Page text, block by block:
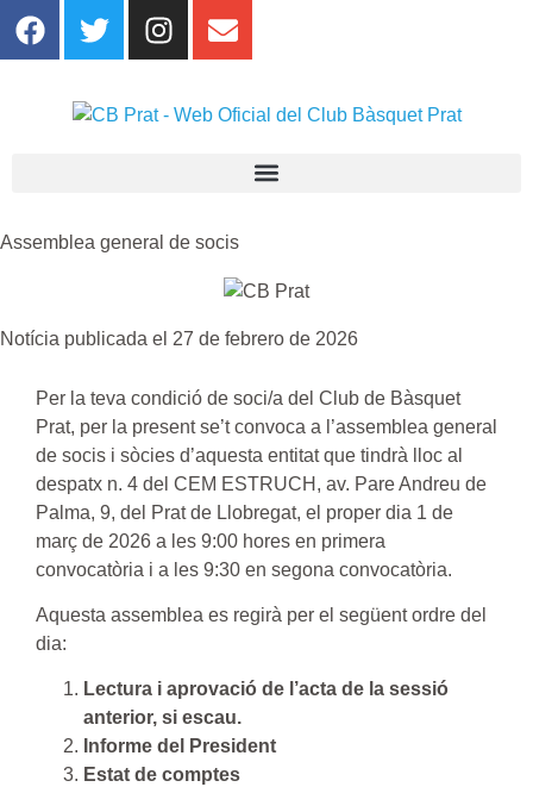
Assemblea general de socis
Notícia publicada el 27 de febrero de 2026
Per la teva condició de soci/a del Club de Bàsquet
Prat, per la present se’t convoca a l’assemblea general
de socis i sòcies d’aquesta entitat que tindrà lloc al
despatx n. 4 del CEM ESTRUCH, av. Pare Andreu de
Palma, 9, del Prat de Llobregat, el proper dia 1 de
març de 2026 a les 9:00 hores en primera
convocatòria i a les 9:30 en segona convocatòria.
Aquesta assemblea es regirà per el següent ordre del
dia:
Lectura i aprovació de l’acta de la sessió
anterior, si escau.
Informe del President
Estat de comptes